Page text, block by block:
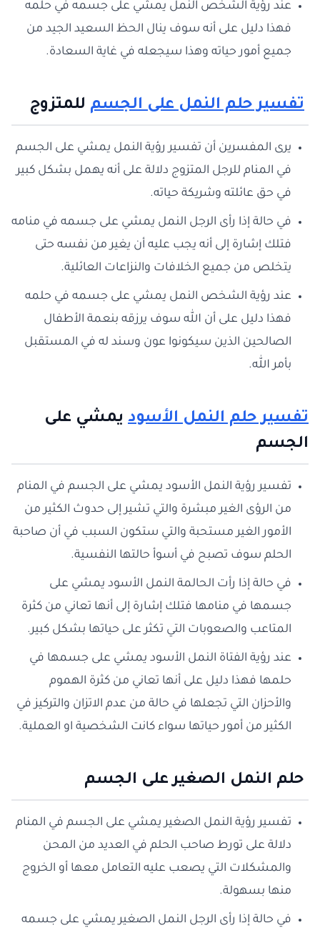
عند رؤية الشخص النمل يمشي على جسمه في حلمه
فهذا دليل على أنه سوف ينال الحظ السعيد الجيد من
جميع أمور حياته وهذا سيجعله في غاية السعادة.
تفسير حلم النمل على الجسم للمتزوج
يرى المفسرين أن تفسير رؤية النمل يمشي على الجسم
في المنام للرجل المتزوج دلالة على أنه يهمل بشكل كبير
في حق عائلته وشريكة حياته.
في حالة إذا رأى الرجل النمل يمشي على جسمه في منامه
فتلك إشارة إلى أنه يجب عليه أن يغير من نفسه حتى
يتخلص من جميع الخلافات والنزاعات العائلية.
عند رؤية الشخص النمل يمشي على جسمه في حلمه
فهذا دليل على أن الله سوف يرزقه بنعمة الأطفال
الصالحين الذين سيكونوا عون وسند له في المستقبل
بأمر الله.
تفسير حلم النمل الأسود يمشي على
الجسم
تفسير رؤية النمل الأسود يمشي على الجسم في المنام
من الرؤى الغير مبشرة والتي تشير إلى حدوث الكثير من
الأمور الغير مستحبة والتي ستكون السبب في أن صاحبة
الحلم سوف تصبح في أسوأ حالتها النفسية.
في حالة إذا رأت الحالمة النمل الأسود يمشي على
جسمها في منامها فتلك إشارة إلى أنها تعاني من كثرة
المتاعب والصعوبات التي تكثر على حياتها بشكل كبير.
عند رؤية الفتاة النمل الأسود يمشي على جسمها في
حلمها فهذا دليل على أنها تعاني من كثرة الهموم
والأحزان التي تجعلها في حالة من عدم الاتزان والتركيز في
الكثير من أمور حياتها سواء كانت الشخصية او العملية.
حلم النمل الصغير على الجسم
تفسير رؤية النمل الصغير يمشي على الجسم في المنام
دلالة على تورط صاحب الحلم في العديد من المحن
والمشكلات التي يصعب عليه التعامل معها أو الخروج
منها بسهولة.
في حالة إذا رأى الرجل النمل الصغير يمشي على جسمه